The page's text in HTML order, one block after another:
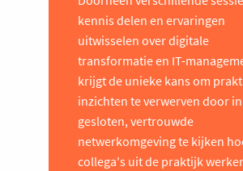
kennis delen en ervaringen
uitwisselen over digitale
transformatie en IT-
krijgt de unieke kans om
inzichten te verwerven door
gesloten, vertrouwde
netwerkomgeving te kijken
collega's uit de praktijk